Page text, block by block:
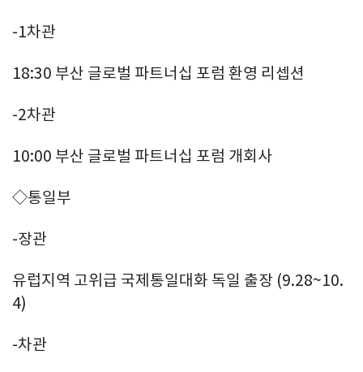
-1차관
18:30 부산 글로벌 파트너십 포럼 환영 리셉션
-2차관
10:00 부산 글로벌 파트너십 포럼 개회사
◇통일부
-장관
유럽지역 고위급 국제통일대화 독일 출장 (9.28~10.
4)
-차관